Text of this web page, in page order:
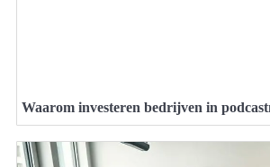
Waarom investeren bedrijven in